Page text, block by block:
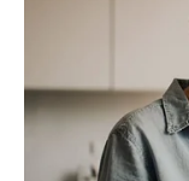
munkát
Némi
később
Zhenya elkezdte
álmodott.